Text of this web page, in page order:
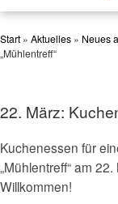
Start » Aktuelles » Neues
„Mühlentreff“
22. März:
Kuchenessen für
„Mühlentreff“ am
Willkommen!